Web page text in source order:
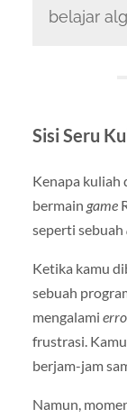
belajar
Sisi Seru
Kenapa kuliah
bermain game
seperti sebuah
Ketika kamu
sebuah
mengalami
frustrasi.
berjam-jam
Namun,